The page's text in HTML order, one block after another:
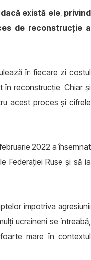
există ele, privind
de reconstrucție a
în fiecare zi costul
în reconstrucție. Chiar și
acest proces și cifrele
2022 a însemnat
Federației Ruse și să ia
împotriva agresiunii
ucraineni se întreabă,
mare în contextul